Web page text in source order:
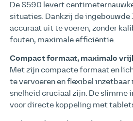
De S590 levert
situaties. Dankzij de ingebouwde
accuraat uit te voeren, zonder
fouten, maximale efficiëntie.
Compact formaat, maximale
Met zijn compacte formaat en
te vervoeren en flexibel
snelheid cruciaal zijn. De slimme
voor directe koppeling met